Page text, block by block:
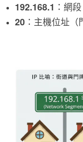
192.168.1 ：網
20 ：主機位址（